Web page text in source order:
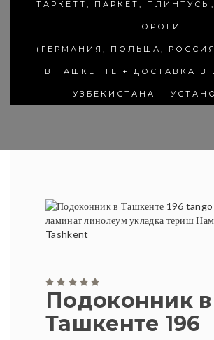
ТАРКЕТТ, ПАРКЕТ,
ПОРОГИ
(ГЕРМАНИЯ, ПОЛЬША,
В ТАШКЕНТЕ + ДОСТАВКА В
УЗБЕКИСТАНА +
Подоконник в
Ташкенте 196